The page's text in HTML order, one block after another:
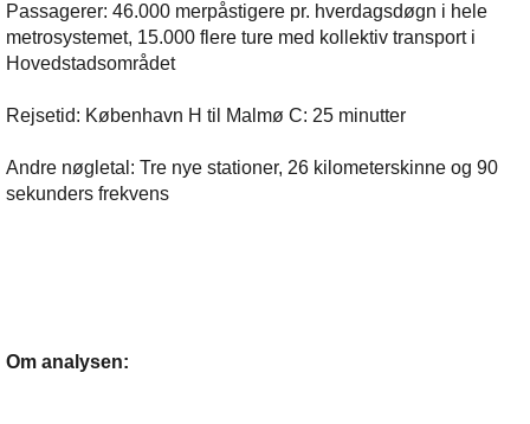
Passagerer: 46.000 merpåstigere pr. hverdagsdøgn i hele
metrosystemet, 15.000 flere ture med kollektiv transport i
Hovedstadsområdet
Rejsetid: København H til Malmø C: 25 minutter
Andre nøgletal: Tre nye stationer, 26 kilometerskinne og 90
sekunders frekvens
Om analysen: